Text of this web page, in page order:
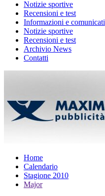
Notizie sportive
Recensioni e test
Informazioni e comunicati
Notizie sportive
Recensioni e test
Archivio News
Contatti
Home
Calendario
Stagione 2010
Major